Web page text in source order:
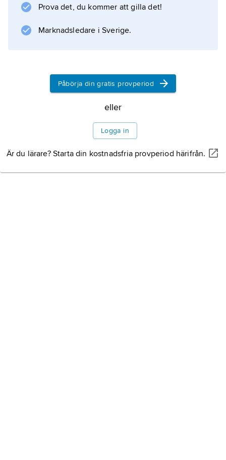
Prova det, du kommer att gilla det!
Marknadsledare i Sverige.
Påbörja din gratis provperiod
eller
Logga in
Är du lärare? Starta din kostnadsfria provperiod härifrån.